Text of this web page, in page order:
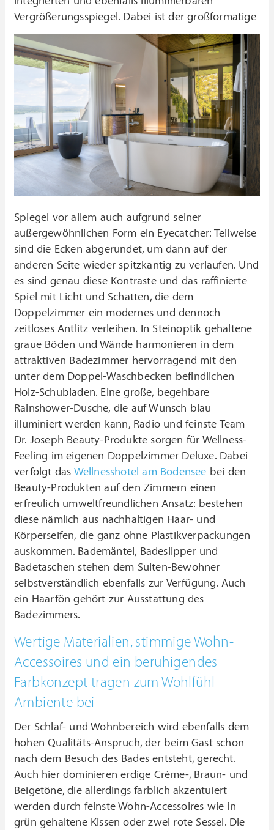
Vergrößerungsspiegel. Dabei ist der großformatige
Spiegel vor allem auch aufgrund seiner
außergewöhnlichen Form ein Eyecatcher: Teilweise
sind die Ecken abgerundet, um dann auf der
anderen Seite wieder spitzkantig zu verlaufen. Und
es sind genau diese Kontraste und das raffinierte
Spiel mit Licht und Schatten, die dem
Doppelzimmer ein modernes und dennoch
zeitloses Antlitz verleihen. In Steinoptik gehaltene
graue Böden und Wände harmonieren in dem
attraktiven Badezimmer hervorragend mit den
unter dem Doppel-Waschbecken befindlichen
Holz-Schubladen. Eine große, begehbare
Rainshower-Dusche, die auf Wunsch blau
illuminiert werden kann, Radio und feinste Team
Dr. Joseph Beauty-Produkte sorgen für Wellness-
Feeling im eigenen Doppelzimmer Deluxe. Dabei
verfolgt das Wellnesshotel am Bodensee bei den
Beauty-Produkten auf den Zimmern einen
erfreulich umweltfreundlichen Ansatz: bestehen
diese nämlich aus nachhaltigen Haar- und
Körperseifen, die ganz ohne Plastikverpackungen
auskommen. Bademäntel, Badeslipper und
Badetaschen stehen dem Suiten-Bewohner
selbstverständlich ebenfalls zur Verfügung. Auch
ein Haarfön gehört zur Ausstattung des
Badezimmers.
Wertige Materialien, stimmige Wohn-
Accessoires und ein beruhigendes
Farbkonzept tragen zum Wohlfühl-
Ambiente bei
Der Schlaf- und Wohnbereich wird ebenfalls dem
hohen Qualitäts-Anspruch, der beim Gast schon
nach dem Besuch des Bades entsteht, gerecht.
Auch hier dominieren erdige Crème-, Braun- und
Beigetöne, die allerdings farblich akzentuiert
werden durch feinste Wohn-Accessoires wie in
grün gehaltene Kissen oder zwei rote Sessel. Die